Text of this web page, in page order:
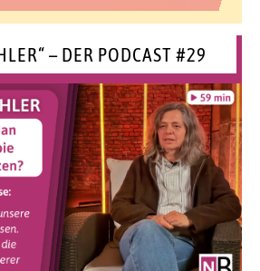
– DER PODCAST #29